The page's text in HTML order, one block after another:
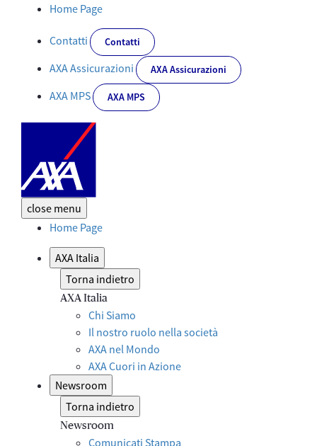
Whistleblowing - Corporate
Home Page
Contatti Contatti
AXA Assicurazioni AXA Assicurazioni
AXA MPS AXA MPS
close menu
Home Page
AXA Italia
Torna indietro
AXA Italia
Chi Siamo
Il nostro ruolo nella società
AXA nel Mondo
AXA Cuori in Azione
Newsroom
Torna indietro
Newsroom
Comunicati Stampa